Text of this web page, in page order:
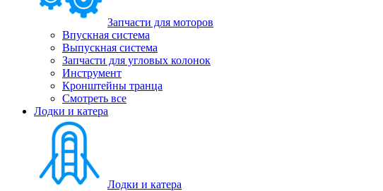
Запчасти для моторов
Впускная система
Выпускная система
Запчасти для угловых колонок
Инструмент
Кронштейны транца
Смотреть все
Лодки и катера
Лодки и катера